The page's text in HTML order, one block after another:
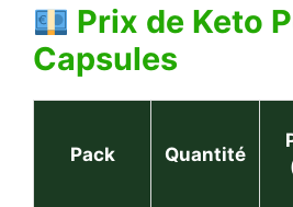
Prix de Keto
Capsules
Pack Quantité